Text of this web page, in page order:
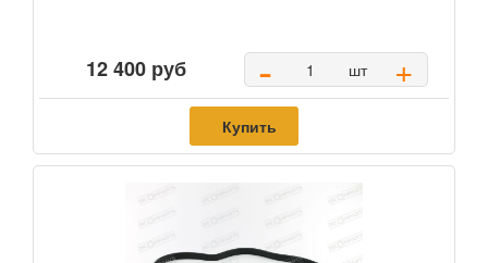
12 400 руб - шт +
Купить